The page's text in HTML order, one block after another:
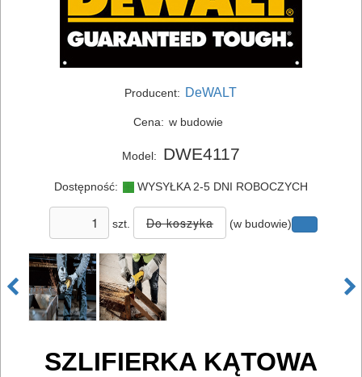
SIECIOWE
ELEKTRONARZĘDZIA
AKUMULATOROWE
OSPRZĘT
AKCESORIA
Producent: DeWALT
Cena: w budowie
Model: DWE4117
Dostępność: WYSYŁKA 2-5 DNI ROBOCZYCH
szt. (w budowie)
SZLIFIERKA KĄTOWA